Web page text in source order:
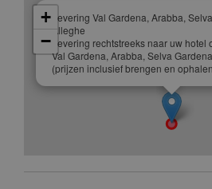
Levering Val Gardena, Arabba,
Alleghe
Levering rechtstreeks naar uw hotel
Val Gardena, Arabba, Selva
(prijzen inclusief brengen en
+
−